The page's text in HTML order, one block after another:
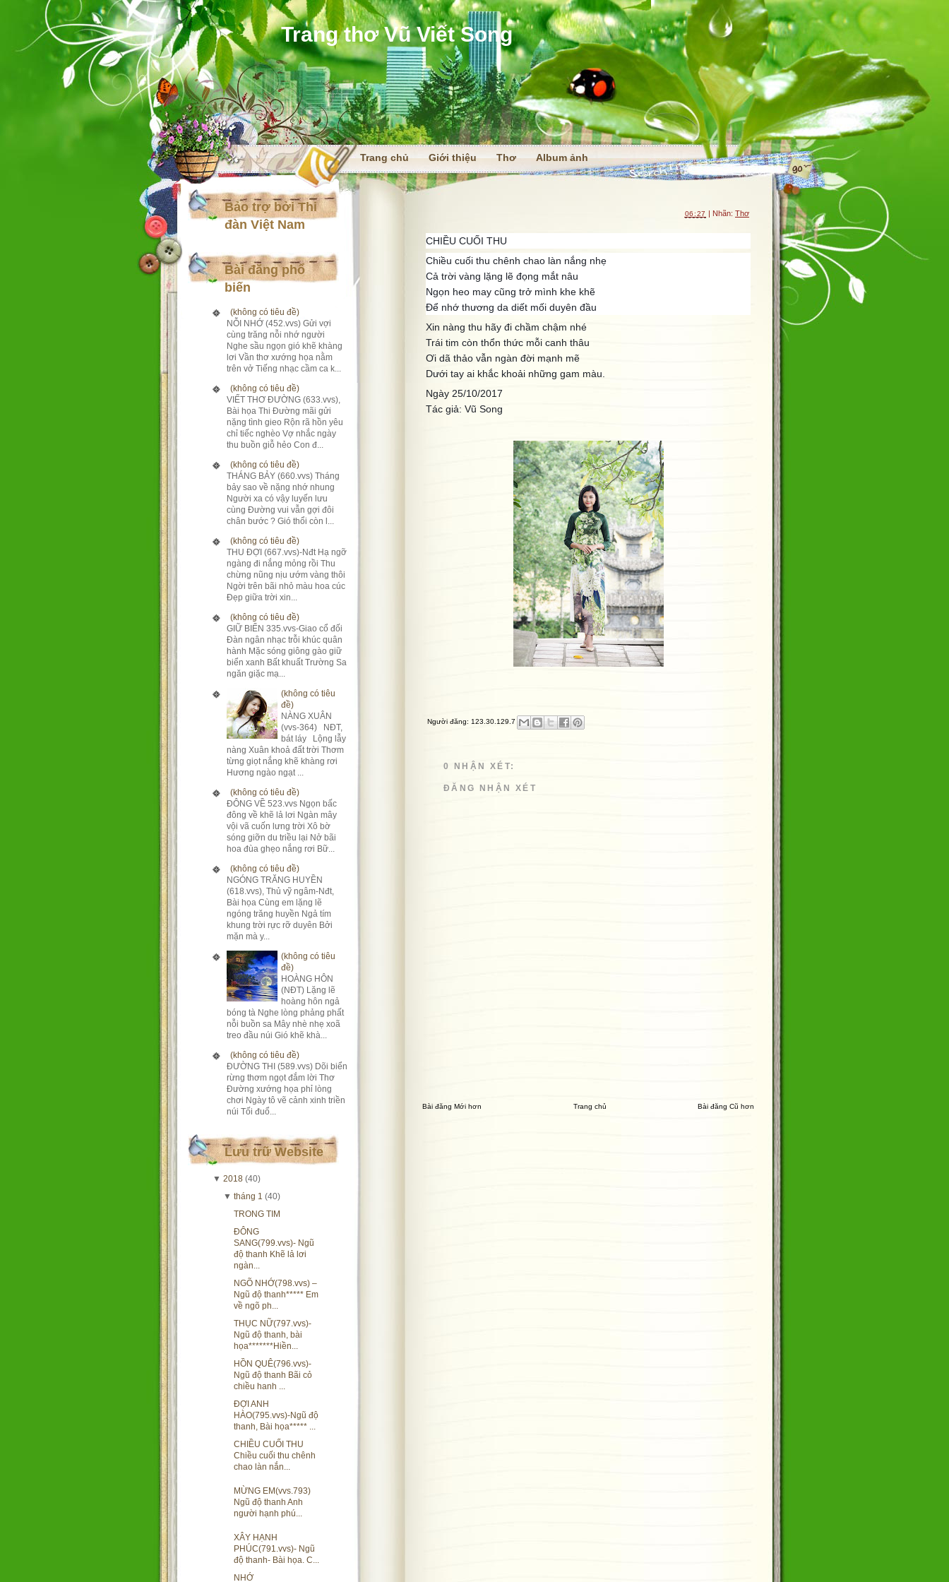
Trang thơ Vũ Viết Song
Trang chủ Giới thiệu Thơ Album ảnh
Bảo trợ bởi Thi
đàn Việt Nam
Bài đăng phổ
biến
(không có tiêu đề)
NỖI NHỚ (452.vvs) Gửi vợi
cùng trăng nỗi nhớ người
Nghe sầu ngọn gió khẽ khàng
lơi Vần thơ xướng họa nằm
trên vở Tiếng nhạc cầm ca k...
(không có tiêu đề)
VIẾT THƠ ĐƯỜNG (633.vvs),
Bài họa Thi Đường mãi gửi
nặng tình gieo Rộn rã hồn yêu
chỉ tiếc nghèo Vợ nhắc ngày
thu buồn giỗ hẻo Con đ...
(không có tiêu đề)
THÁNG BẢY (660.vvs) Tháng
bảy sao về nặng nhớ nhung
Người xa có vậy luyến lưu
cùng Đường vui vẫn gợi đôi
chân bước ? Gió thổi còn l...
(không có tiêu đề)
THU ĐỢI (667.vvs)-Nđt Hạ ngỡ
ngàng đi nắng mỏng rồi Thu
chừng nũng nịu ướm vàng thôi
Ngời trên bãi nhỏ màu hoa cúc
Đẹp giữa trời xin...
(không có tiêu đề)
GIỮ BIỂN 335.vvs-Giao cổ đối
Đàn ngân nhạc trỗi khúc quân
hành Mặc sóng giông gào giữ
biển xanh Bất khuất Trường Sa
ngăn giặc mạ...
(không có tiêu
đề)
NÀNG XUÂN
(vvs-364) NĐT,
bát láy Lộng lẫy
nàng Xuân khoả đất trời Thơm
từng giọt nắng khẽ khàng rơi
Hương ngào ngạt ...
(không có tiêu đề)
ĐÔNG VỀ 523.vvs Ngọn bấc
đông về khẽ lả lơi Ngàn mây
vội vã cuốn lưng trời Xô bờ
sóng giỡn du triều lại Nở bãi
hoa đùa ghẹo nắng rơi Bữ...
(không có tiêu đề)
NGÓNG TRĂNG HUYỀN
(618.vvs), Thủ vỹ ngâm-Nđt,
Bài họa Cùng em lặng lẽ
ngóng trăng huyền Ngả tím
khung trời rực rỡ duyên Bởi
mặn mà y...
(không có tiêu
đề)
HOÀNG HÔN
(NĐT) Lặng lẽ
hoàng hôn ngả
bóng tà Nghe lòng phảng phất
nỗi buồn sa Mây nhè nhẹ xoã
treo đầu núi Gió khẽ khà...
(không có tiêu đề)
ĐƯỜNG THI (589.vvs) Dõi biển
rừng thơm ngọt đắm lời Thơ
Đường xướng họa phỉ lòng
chơi Ngày tô vẽ cảnh xinh triền
núi Tối đuổ...
Lưu trữ Website
▼ 2018 (40)
▼ tháng 1 (40)
TRONG TIM
ĐÔNG
SANG(799.vvs)- Ngũ
độ thanh Khẽ lả lơi
ngàn...
NGÕ NHỚ(798.vvs) –
Ngũ độ thanh***** Em
về ngõ ph...
THỤC NỮ(797.vvs)-
Ngũ độ thanh, bài
họa*******Hiền...
HỒN QUÊ(796.vvs)-
Ngũ độ thanh Bãi cỏ
chiều hanh ...
ĐỢI ANH
HÀO(795.vvs)-Ngũ độ
thanh, Bài họa***** ...
CHIỀU CUỐI THU
Chiều cuối thu chênh
chao làn nắn...
MỪNG EM(vvs.793)
Ngũ độ thanh Anh
người hạnh phú...
XÂY HẠNH
PHÚC(791.vvs)- Ngũ
độ thanh- Bài họa. C...
NHỚ
06:27 | Nhãn: Thơ
CHIỀU CUỐI THU
Chiều cuối thu chênh chao làn nắng nhẹ
Cả trời vàng lặng lẽ đọng mắt nâu
Ngọn heo may cũng trở mình khe khẽ
Để nhớ thương da diết mối duyên đầu
Xin nàng thu hãy đi chầm chậm nhé
Trái tim còn thổn thức mỗi canh thâu
Ơi dã thảo vẫn ngàn đời mạnh mẽ
Dưới tay ai khắc khoải những gam màu.
Ngày 25/10/2017
Tác giả: Vũ Song
Người đăng: 123.30.129.7
0 NHẬN XÉT:
ĐĂNG NHẬN XÉT
Bài đăng Mới hơn Bài đăng Cũ hơn
Trang chủ